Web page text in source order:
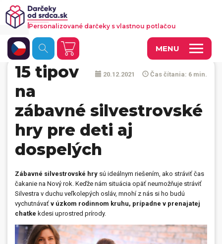
MENU
Fotoobrazy a dekorácie
Hrnčeky a keramika
Kalendáre
Fotoknihy a fotozošity
Personalizované hry
Tričká a odevy
Vankúše a iný textil
Tašky, vaky, ruksaky
Prívesky, dog tagy, odznaky
Personalizované darčeky s vlastnou potlačou
20.12.2021 Čas čítania: 6 min.
15 tipov
na
zábavné silvestrovské
hry pre deti aj
dospelých
Zábavné silvestrovské hry sú ideálnym riešením, ako stráviť čas
čakanie na Nový rok. Keďže nám situácia opäť neumožňuje stráviť
Silvestra v duchu veľkolepých osláv, mnohí z nás si ho budú
vychutnávať v úzkom rodinnom kruhu, prípadne v prenajatej
chatke kdesi uprostred prírody.